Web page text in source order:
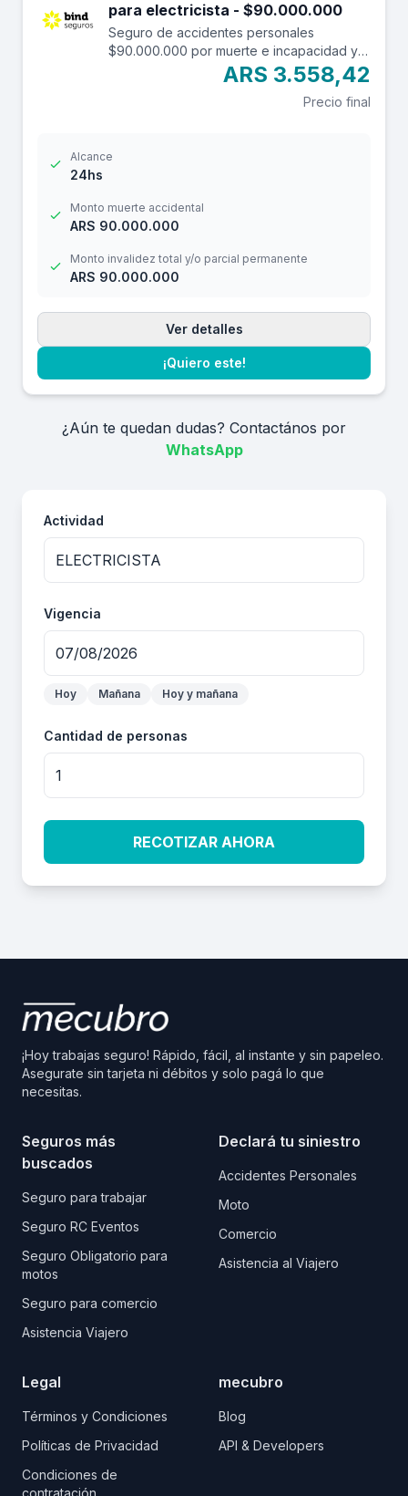
Actividad
Vigencia
Hoy Mañana Hoy y mañana
Cantidad de personas
RECOTIZAR AHORA
para electricista - $90.000.000
Seguro de accidentes personales
$90.000.000 por muerte e incapacidad y
$12.000.000 por reembolso de gastos
médicos con franquicia de $ 3.000.-
ARS 3.558,42
Precio final
Alcance
24hs
Monto muerte accidental
ARS 90.000.000
Monto invalidez total y/o parcial permanente
ARS 90.000.000
Ver detalles
¡Quiero este!
¿Aún te quedan dudas? Contactános por
WhatsApp
¡Hoy trabajas seguro! Rápido, fácil, al instante y sin papeleo.
Asegurate sin tarjeta ni débitos y solo pagá lo que
necesitas.
Seguros más
buscados
Seguro para trabajar
Seguro RC Eventos
Seguro Obligatorio para
motos
Seguro para comercio
Asistencia Viajero
Declará tu siniestro
Accidentes Personales
Moto
Comercio
Asistencia al Viajero
Legal
Términos y Condiciones
Políticas de Privacidad
Condiciones de
contratación
mecubro
Blog
API & Developers